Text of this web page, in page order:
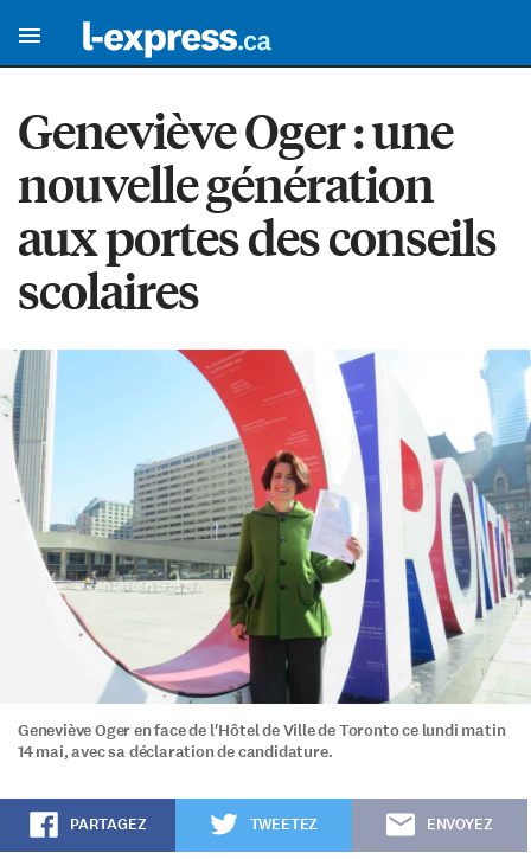
Geneviève Oger : une
nouvelle génération
aux portes des conseils
scolaires
Geneviève Oger en face de l'Hôtel de Ville de Toronto ce lundi matin
14 mai, avec sa déclaration de candidature.
PARTAGEZ TWEETEZ ENVOYEZ